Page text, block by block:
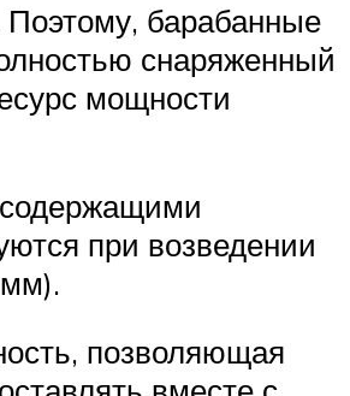
барабанные
снаряженный
мощности
при возведении
позволяющая